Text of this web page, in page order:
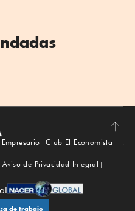
Subir
Empresario
Club El Economista
Aviso de Privacidad Integral
de trabajo